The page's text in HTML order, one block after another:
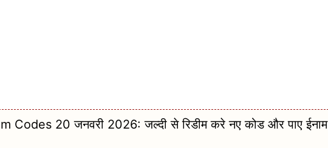
Codes 20 जनवरी 2026: जल्दी से रिडीम करे नए कोड और पाए ईनाम